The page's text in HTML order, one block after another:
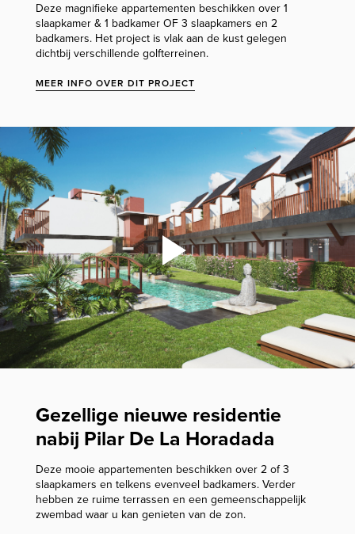
Deze magnifieke appartementen beschikken over 1
slaapkamer & 1 badkamer OF 3 slaapkamers en 2
badkamers. Het project is vlak aan de kust gelegen
dichtbij verschillende golfterreinen.
MEER INFO OVER DIT PROJECT
Gezellige nieuwe residentie
nabij Pilar De La Horadada
Deze mooie appartementen beschikken over 2 of 3
slaapkamers en telkens evenveel badkamers. Verder
hebben ze ruime terrassen en een gemeenschappelijk
zwembad waar u kan genieten van de zon.